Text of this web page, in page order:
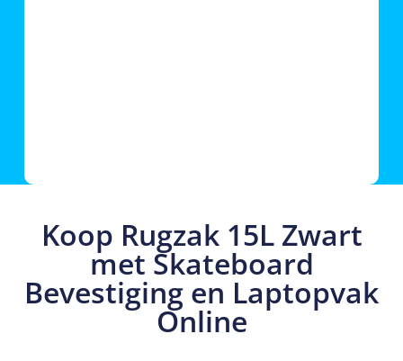
Koop Rugzak 15L Zwart
met Skateboard
Bevestiging en Laptopvak
Online